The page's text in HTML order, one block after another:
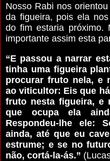
Nosso Rabi nos
da figueira, pois ela
do fim estaria
importante assim esta
“E passou a narrar
tinha uma figueira
procurar fruto nela, e
ao viticultor: Eis que
fruto nesta figueira, e
que ocupa ela
Respondeu-lhe ele:
ainda, até que eu
estrume; e se no
não, cortá-la-ás.”